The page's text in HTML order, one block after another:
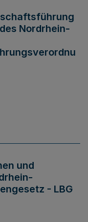
Nordrhein-
und
- LBG